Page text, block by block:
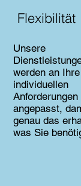
Flexibilität
Unsere
werden an Ihre
individuellen
Anforderungen
angepasst,
genau das
was Sie